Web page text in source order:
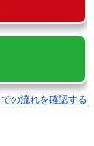
の流れを確認する